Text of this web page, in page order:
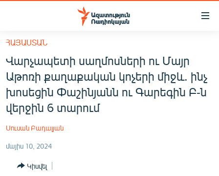
Մատչելիության
հիմնական
բովանդակությանը
Անցնել
հիմնական
մենյուին
Որոնում
ՀԱՅԱՍՏԱՆ
ՔԱՂԱՔԱԿԱՆ
ԸՆՏՐՈՒԹՅՈՒՆՆԵՐ 2026
ՀԱՅԱՍՏԱՆ
Վարչապետի սաղմոսների ու Մայր
Աթոռի քաղաքական կոչերի միջև. ինչ
խոսեցին Փաշինյանն ու Գարեգին Բ-ն
վերջին 6 տարում
Սուսան Բադալյան
մայիս 10, 2024
Կիսվել